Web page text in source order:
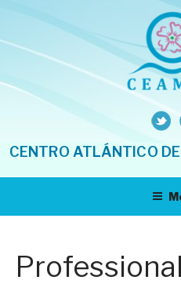
content
CENTRO ATLÁNTICO